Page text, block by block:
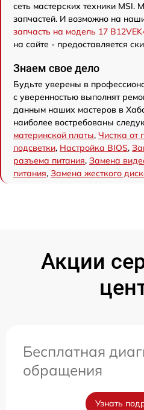
сеть мастерских техники MSI.
запчастей. И возможно на
запчасть на модель 17
на сайте - предоставляется
Знаем свое дело
Будьте уверены в
с уверенностью выполнят
данным наших мастеров в
наиболее востребованы
материнской платы, Чистка от
подсветки, Настройка BIOS,
разъема питания, Замена
питания, Замена жесткого
Акции
Бесплатная
обращения
Узнать